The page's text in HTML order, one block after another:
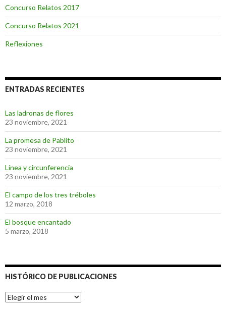
Concurso Relatos 2017
Concurso Relatos 2021
Reflexiones
ENTRADAS RECIENTES
Las ladronas de flores
23 noviembre, 2021
La promesa de Pablito
23 noviembre, 2021
Línea y circunferencia
23 noviembre, 2021
El campo de los tres tréboles
12 marzo, 2018
El bosque encantado
5 marzo, 2018
HISTÓRICO DE PUBLICACIONES
Histórico
de